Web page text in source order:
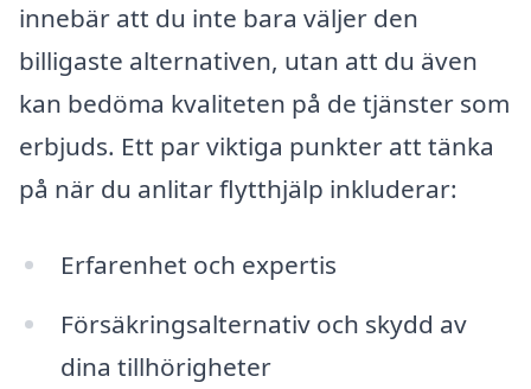
innebär att du inte bara väljer den
billigaste alternativen, utan att du även
kan bedöma kvaliteten på de tjänster som
erbjuds. Ett par viktiga punkter att tänka
på när du anlitar flytthjälp inkluderar:
Erfarenhet och expertis
Försäkringsalternativ och skydd av
dina tillhörigheter